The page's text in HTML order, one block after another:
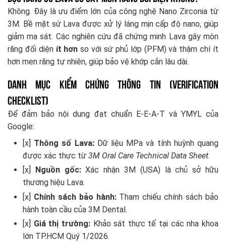
Không. Đây là ưu điểm lớn của công nghệ Nano Zirconia từ
3M. Bề mặt sứ Lava được xử lý láng mịn cấp độ nano, giúp
giảm ma sát. Các nghiên cứu đã chứng minh Lava gây mòn
răng đối diện ít hơn so với sứ phủ lớp (PFM) và thậm chí ít
hơn men răng tự nhiên, giúp bảo vệ khớp cắn lâu dài.
Danh Mục Kiểm Chứng Thông Tin (Verification
Checklist)
Để đảm bảo nội dung đạt chuẩn E-E-A-T và YMYL của
Google:
[x] Thông số Lava:Dữ liệu MPa và tính huỳnh quang
được xác thực từ 3M Oral Care Technical Data Sheet.
[x]
Nguồn gốc:Xác nhận 3M (USA) là chủ sở hữu
thương hiệu Lava.
[x] Chính sách bảo hành:Tham chiếu chính sách bảo
hành toàn cầu của 3M Dental.
[x] Giá thị trường:Khảo sát thực tế tại các nha khoa
lớn TP.HCM Quý 1/2026.